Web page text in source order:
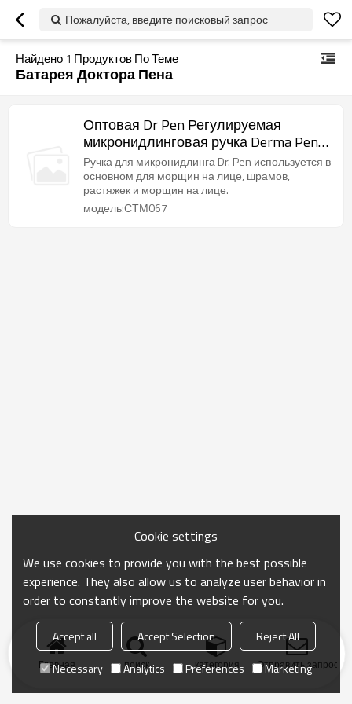
Пожалуйста, введите поисковый запрос
Найдено 1 Продуктов По Теме
Батарея Доктора Пена
Оптовая Dr Pen Регулируемая
микронидлинговая ручка Derma Pen
для кожи лица
Ручка для микронидлинга Dr. Pen используется в
основном для морщин на лице, шрамов,
растяжек и морщин на лице.
модель:СТМ067
Главная поиск категория Отправить запрос
Cookie settings
We use cookies to provide you with the best possible
experience. They also allow us to analyze user behavior in
order to constantly improve the website for you.
Accept all Accept Selection
Reject All
Necessary
Analytics Preferences Marketing